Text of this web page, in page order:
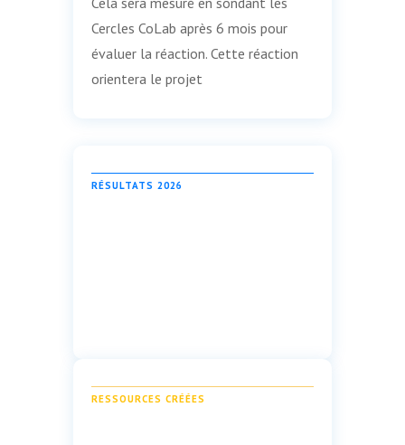
Cercles CoLab après 6 mois pour
évaluer la réaction. Cette réaction
orientera le projet
RÉSULTATS 2026
RESSOURCES CRÉÉES